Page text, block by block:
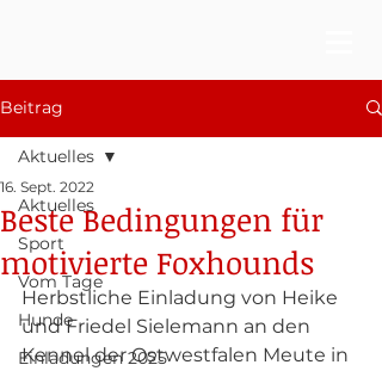
Beitrag
Aktuelles
Sport
Vom Tage
Hunde
Einladungen 2025
Aktuelles
Beste Bedingungen für
motivierte Foxhounds
16. Sept. 2022
Herbstliche Einladung von Heike
und Friedel Sielemann an den
Kennel der Ostwestfalen Meute in